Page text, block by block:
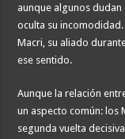
aunque algunos
oculta su
Macri, su aliado
ese sentido.
Aunque la relación
un aspecto común: los
segunda vuelta